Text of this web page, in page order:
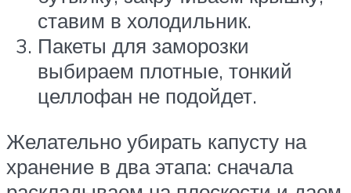
ставим в холодильник.
Пакеты для заморозки
выбираем плотные, тонкий
целлофан не подойдет.
Желательно убирать капусту на
хранение в два этапа: сначала